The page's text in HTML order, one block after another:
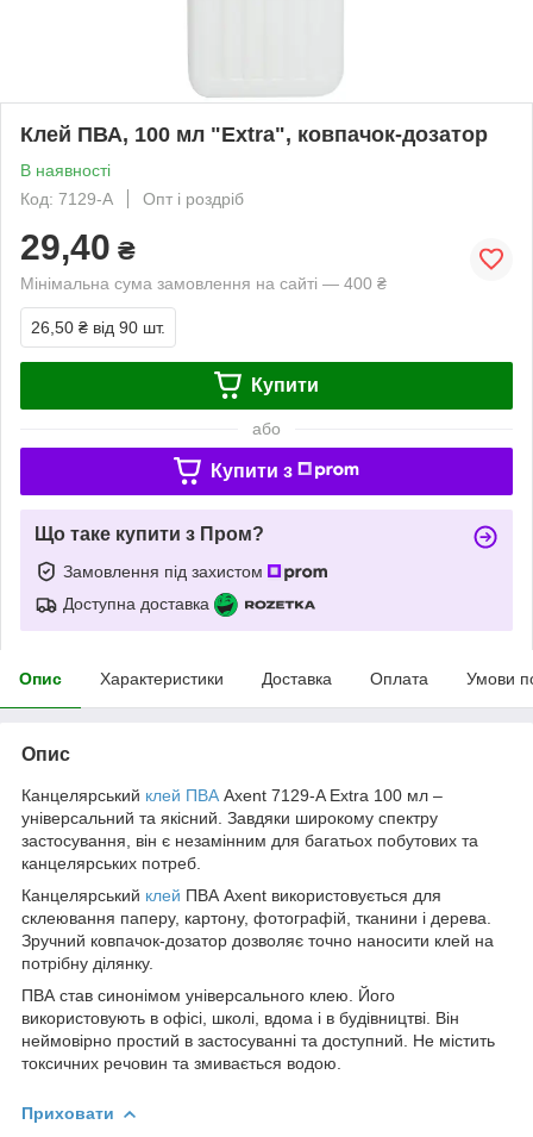
Клей ПВА, 100 мл "Extra", ковпачок-дозатор
В наявності
Код: 7129-A
Опт і роздріб
29,40 ₴
Мінімальна сума замовлення на сайті — 400 ₴
26,50 ₴ від 90 шт.
Купити
або
Купити з
Що таке купити з Пром?
Замовлення під захистом
Доступна доставка
Опис Характеристики Доставка Оплата Умови
Опис
Канцелярський клей ПВА Axent 7129-A Extra 100 мл –
універсальний та якісний. Завдяки широкому спектру
застосування, він є незамінним для багатьох побутових та
канцелярських потреб.
Канцелярський клей ПВА Axent використовується для
склеювання паперу, картону, фотографій, тканини і дерева.
Зручний ковпачок-дозатор дозволяє точно наносити клей на
потрібну ділянку.
ПВА став синонімом універсального клею. Його
використовують в офісі, школі, вдома і в будівництві. Він
неймовірно простий в застосуванні та доступний. Не містить
токсичних речовин та змивається водою.
Приховати